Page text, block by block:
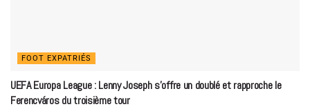
FOOT EXPATRIÉS
UEFA Europa League : Lenny Joseph s’offre un doublé et rapproche le
Ferencváros du troisième tour